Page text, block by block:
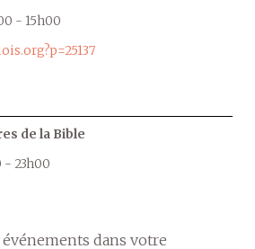
- 15h00
de la Bible
- 23h00
dans votre